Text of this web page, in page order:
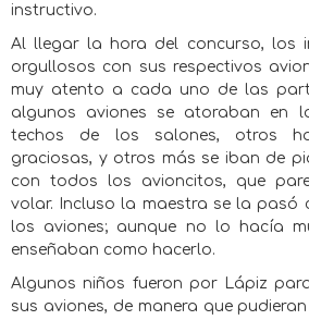
instructivo.
Al llegar la hora del concurso, los
orgullosos con sus respectivos
muy atento a cada uno de las
algunos aviones se atoraban en
techos de los salones, otros
graciosas, y otros más se iban de
con todos los avioncitos, que
volar. Incluso la maestra se la pasó
los aviones; aunque no lo hacía
enseñaban como hacerlo.
Algunos niños fueron por Lápiz
sus aviones, de manera que